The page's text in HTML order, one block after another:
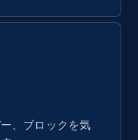
and more.
、ブロックを気